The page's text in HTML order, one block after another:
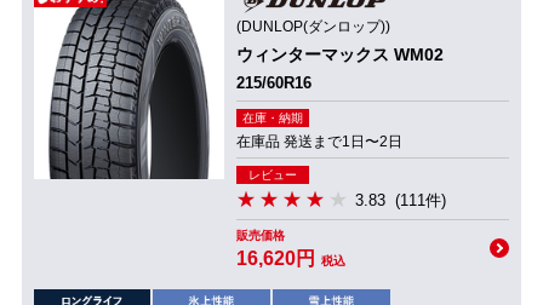
(DUNLOP(ダンロップ))
ウィンターマックス WM02
215/60R16
在庫・納期
在庫品 発送まで1日〜2日
レビュー
3.83 (111件)
販売価格
16,620円 税込